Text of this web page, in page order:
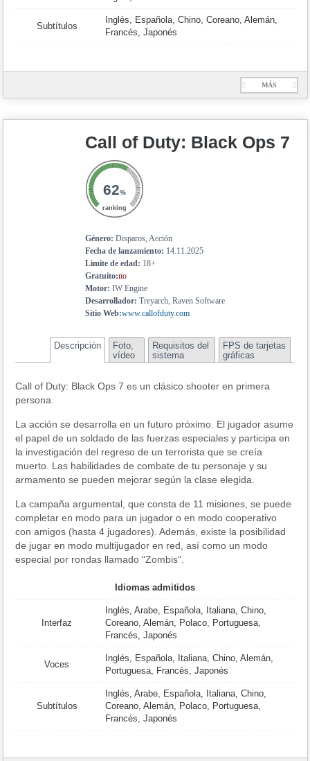
Subtítulos
Inglés, Española, Chino, Coreano, Alemán,
Francés, Japonés
Ξ MÁS Ξ
Call of Duty: Black Ops 7
62%
ranking
Género: Disparos, Acción
Fecha de lanzamiento: 14.11.2025
Limite de edad: 18+
Gratuito:no
Motor: IW Engine
Desarrollador: Treyarch, Raven Software
Sitio Web:www.callofduty.com
Descripción
Foto,
vídeo
Requisitos del
sistema
FPS de tarjetas
gráficas
Call of Duty: Black Ops 7 es un clásico shooter en primera
persona.
La acción se desarrolla en un futuro próximo. El jugador asume
el papel de un soldado de las fuerzas especiales y participa en
la investigación del regreso de un terrorista que se creía
muerto. Las habilidades de combate de tu personaje y su
armamento se pueden mejorar según la clase elegida.
La campaña argumental, que consta de 11 misiones, se puede
completar en modo para un jugador o en modo cooperativo
con amigos (hasta 4 jugadores). Además, existe la posibilidad
de jugar en modo multijugador en red, así como un modo
especial por rondas llamado "Zombis".
Idiomas admitidos
Interfaz
Inglés, Arabe, Española, Italiana, Chino,
Coreano, Alemán, Polaco, Portuguesa,
Francés, Japonés
Voces
Inglés, Española, Italiana, Chino, Alemán,
Portuguesa, Francés, Japonés
Subtítulos
Inglés, Arabe, Española, Italiana, Chino,
Coreano, Alemán, Polaco, Portuguesa,
Francés, Japonés